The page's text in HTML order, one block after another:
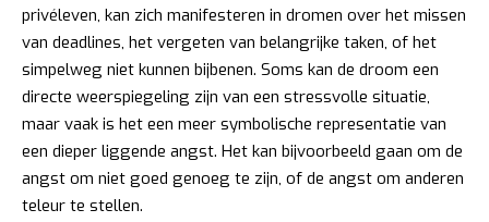
privéleven, kan zich manifesteren in dromen over het missen
van deadlines, het vergeten van belangrijke taken, of het
simpelweg niet kunnen bijbenen. Soms kan de droom een
directe weerspiegeling zijn van een stressvolle situatie,
maar vaak is het een meer symbolische representatie van
een dieper liggende angst. Het kan bijvoorbeeld gaan om de
angst om niet goed genoeg te zijn, of de angst om anderen
teleur te stellen.